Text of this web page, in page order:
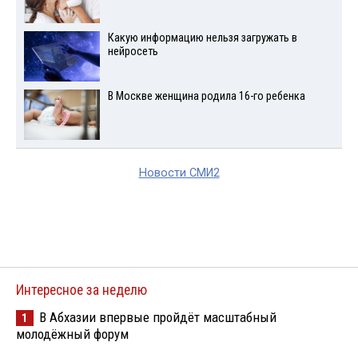
Какую информацию нельзя загружать в
нейросеть
В Москве женщина родила 16-го ребенка
Новости СМИ2
Интересное за неделю
1
В Абхазии впервые пройдёт масштабный
молодёжный форум